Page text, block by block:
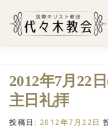
2012年7月22
主日礼拝
投稿日: 2012年7月22日